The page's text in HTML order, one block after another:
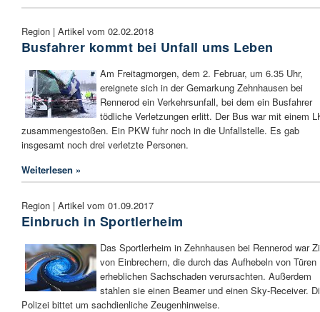
Region | Artikel vom 02.02.2018
Busfahrer kommt bei Unfall ums Leben
Am Freitagmorgen, dem 2. Februar, um 6.35 Uhr,
ereignete sich in der Gemarkung Zehnhausen bei
Rennerod ein Verkehrsunfall, bei dem ein Busfahrer
tödliche Verletzungen erlitt. Der Bus war mit einem
zusammengestoßen. Ein PKW fuhr noch in die Unfallstelle. Es gab
insgesamt noch drei verletzte Personen.
Weiterlesen »
Region | Artikel vom 01.09.2017
Einbruch in Sportlerheim
Das Sportlerheim in Zehnhausen bei Rennerod war
von Einbrechern, die durch das Aufhebeln von Türen
erheblichen Sachschaden verursachten. Außerdem
stahlen sie einen Beamer und einen Sky-Receiver.
Polizei bittet um sachdienliche Zeugenhinweise.